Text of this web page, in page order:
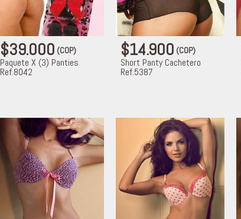
$39.000(COP)
Paquete X (3) Panties
Ref.8042
$14.900(COP)
Short Panty Cachetero
Ref.5387